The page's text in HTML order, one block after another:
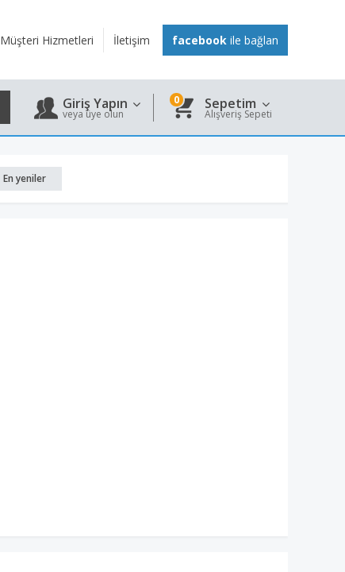
Müşteri Hizmetleri İletişim facebook ile bağlan
Giriş Yapın
veya üye olun
0 Sepetim
Alışveriş Sepeti
En yeniler